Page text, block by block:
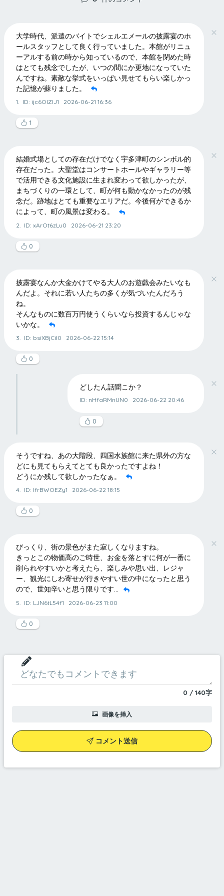
大学時代、派遣のバイトでシェルエメールの披露宴のホ
ールスタッフとして良く行っていました。本館がリニュ
ーアルする前の時から知っているので、本館を閉めた時
はとても残念でしたが、いつの間にか更地になっていた
んですね。素敵な挙式をいっぱい見せてもらい楽しかっ
た記憶が蘇りました。
1. ID: ijc6OIZIJ1 2026-06-21 16:36
1
結婚式場としての存在だけでなく宇多津町のシンボル的
存在だった。大聖堂はコンサートホールやギャラリー等
で活用できる文化施設に生まれ変わって欲しかったが、
まちづくりの一環として、町が何も動かなかったのが残
念だ。跡地はとても重要なエリアだ。今後何ができるか
によって、町の風景は変わる。
2. ID: xArOt6zLu0 2026-06-21 23:20
0
披露宴なんか大金かけてやる大人のお遊戯会みたいなも
んだよ。それに若い人たちの多くが気づいたんだろう
ね。
そんなものに数百万円使うくらいなら投資するんじゃな
いかな。
3. ID: bsiXBjCiI0 2026-06-22 15:14
0
どしたん話聞こか？
ID: nHfaRMnUN0 2026-06-22 20:46
0
そうですね、あの大階段、四国水族館に来た県外の方な
どにも見てもらえてとても良かったですよね！
どうにか残して欲しかったなぁ。
4. ID: IfrBWOEZy1 2026-06-22 18:15
0
びっくり、街の景色がまた寂しくなりますね。
きっとこの物価高のご時世、お金を落とすに何が一番に
削られやすいかと考えたら、楽しみや思い出、レジャ
ー、観光にしわ寄せが行きやすい世の中になったと思う
ので、世知辛いと思う限りです…
5. ID: LJN6tL54f1 2026-06-23 11:00
0
0 / 140字
画像を挿入
コメント送信